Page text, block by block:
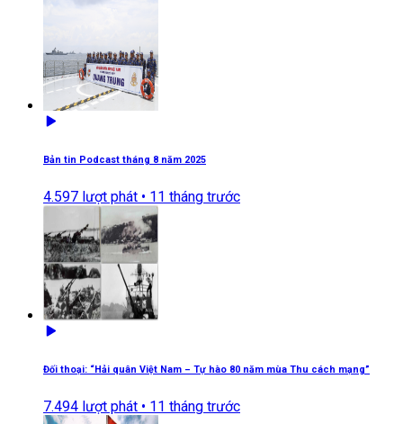
Bản tin Podcast tháng 8 năm 2025
4.597 lượt phát • 11 tháng trước
Đối thoại: “Hải quân Việt Nam – Tự hào 80 năm mùa Thu cách mạng”
7.494 lượt phát • 11 tháng trước